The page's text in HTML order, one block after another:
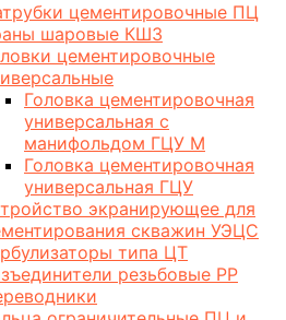
цементировочные ПЦ
шаровые КШЗ
цементировочные
Головка цементировочная
универсальная с
манифольдом ГЦУ М
Головка цементировочная
универсальная ГЦУ
экранирующее для
скважин УЭЦС
типа ЦТ
резьбовые РР